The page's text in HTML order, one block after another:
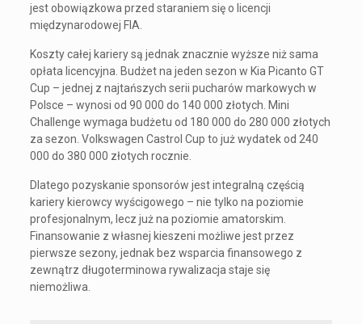
jest obowiązkowa przed staraniem się o licencji
międzynarodowej FIA.
Koszty całej kariery są jednak znacznie wyższe niż sama
opłata licencyjna. Budżet na jeden sezon w Kia Picanto GT
Cup – jednej z najtańszych serii pucharów markowych w
Polsce – wynosi od 90 000 do 140 000 złotych. Mini
Challenge wymaga budżetu od 180 000 do 280 000 złotych
za sezon. Volkswagen Castrol Cup to już wydatek od 240
000 do 380 000 złotych rocznie.
Dlatego pozyskanie sponsorów jest integralną częścią
kariery kierowcy wyścigowego – nie tylko na poziomie
profesjonalnym, lecz już na poziomie amatorskim.
Finansowanie z własnej kieszeni możliwe jest przez
pierwsze sezony, jednak bez wsparcia finansowego z
zewnątrz długoterminowa rywalizacja staje się
niemożliwa.